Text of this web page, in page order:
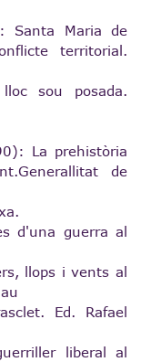
Santa Maria de
territorial.
sou posada.
La prehistòria
de
d'una guerra al
llops i vents al
Ed. Rafael
liberal al